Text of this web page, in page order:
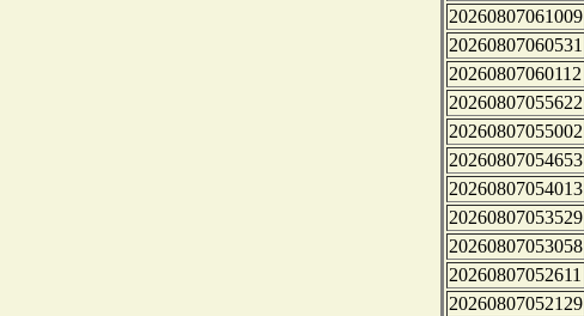
20260807061009
20260807060531
20260807060112
20260807055622
20260807055002
20260807054653
20260807054013
20260807053529
20260807053058
20260807052611
20260807052129